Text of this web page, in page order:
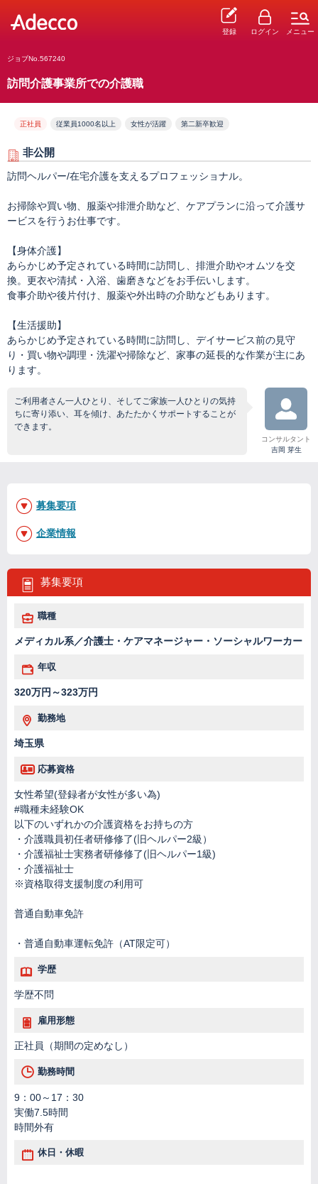
登録 ログイン メニュー
ジョブNo.567240
訪問介護事業所での介護職
正社員 従業員1000名以上 女性が活躍 第二新卒歓迎
非公開
訪問ヘルパー/在宅介護を支えるプロフェッショナル。
お掃除や買い物、服薬や排泄介助など、ケアプランに沿って介護サ
ービスを行うお仕事です。
【身体介護】
あらかじめ予定されている時間に訪問し、排泄介助やオムツを交
換。更衣や清拭・入浴、歯磨きなどをお手伝いします。
食事介助や後片付け、服薬や外出時の介助などもあります。
【生活援助】
あらかじめ予定されている時間に訪問し、デイサービス前の見守
り・買い物や調理・洗濯や掃除など、家事の延長的な作業が主にあ
ります。
ご利用者さん一人ひとり、そしてご家族一人ひとりの気持
ちに寄り添い、耳を傾け、あたたかくサポートすることが
できます。
コンサルタント
吉岡 芽生
募集要項
職種
メディカル系／介護士・ケアマネージャー・ソーシャルワーカー
年収
320万円～323万円
勤務地
埼玉県
応募資格
女性希望(登録者が女性が多い為)
#職種未経験OK
以下のいずれかの介護資格をお持ちの方
・介護職員初任者研修修了(旧ヘルパー2級）
・介護福祉士実務者研修修了(旧ヘルパー1級)
・介護福祉士
※資格取得支援制度の利用可
普通自動車免許
・普通自動車運転免許（AT限定可）
学歴
学歴不問
雇用形態
正社員（期間の定めなし）
勤務時間
9：00～17：30
実働7.5時間
時間外有
休日・休暇
募集要項
企業情報